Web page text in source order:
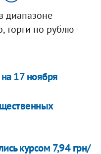
диапазоне
торги по рублю -
17 ноября
курсом 7,94 грн/